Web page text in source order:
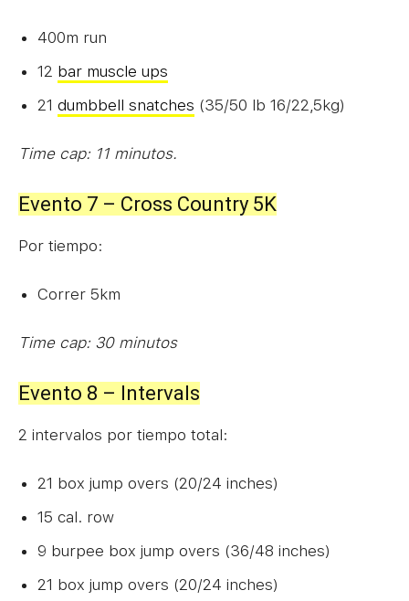
400m run
12 bar muscle ups
21 dumbbell snatches (35/50 lb 16/22,5kg)
Time cap: 11 minutos.
Evento 7 – Cross Country 5K
Por tiempo:
Correr 5km
Time cap: 30 minutos
Evento 8 – Intervals
2 intervalos por tiempo total:
21 box jump overs (20/24 inches)
15 cal. row
9 burpee box jump overs (36/48 inches)
21 box jump overs (20/24 inches)